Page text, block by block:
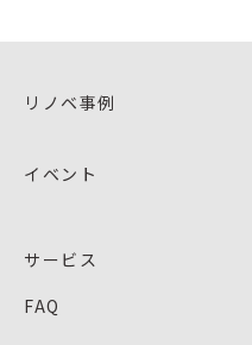
リノベ事例
イベント
サービス
FAQ